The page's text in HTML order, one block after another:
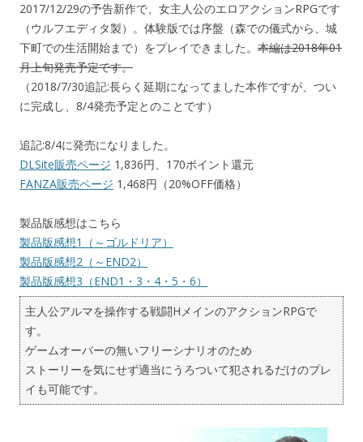
2017/12/29の予告新作で、女主人公のエロアクションRPGです
（ウルフエディタ製）。体験版では序盤（森での儀式から、城
下町での生活開始まで）をプレイできました。 本編は2018年01
月上旬発売予定です。
（2018/7/30追記:長らく延期になってました本作ですが、つい
に完成し、8/4発売予定とのことです）
追記:8/4に発売になりました。
DLSite販売ページ 1,836円、170ポイント還元
FANZA販売ページ 1,468円（20%OFF価格）
製品版感想はこちら
製品版感想1（～ゴルドリア）
製品版感想2（～END2）
製品版感想3（END1・3・4・5・6）
主人公アルマを操作する戦闘HメインのアクションRPGで
す。
ゲームオーバーの無いフリーシナリオのため
ストーリーを気にせず適当にうろついて犯されるだけのプレ
イも可能です。